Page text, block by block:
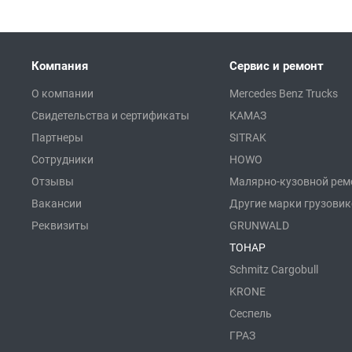
Компания
О компании
Свидетельства и сертификаты
Партнеры
Сотрудники
Отзывы
Вакансии
Реквизиты
Сервис и ремонт
Mercedes Benz Trucks
КАМАЗ
SITRAK
HOWO
Малярно-кузовной
Другие марки
GRUNWALD
ТОНАР
Schmitz Cargobull
KRONE
Сеспель
ГРАЗ